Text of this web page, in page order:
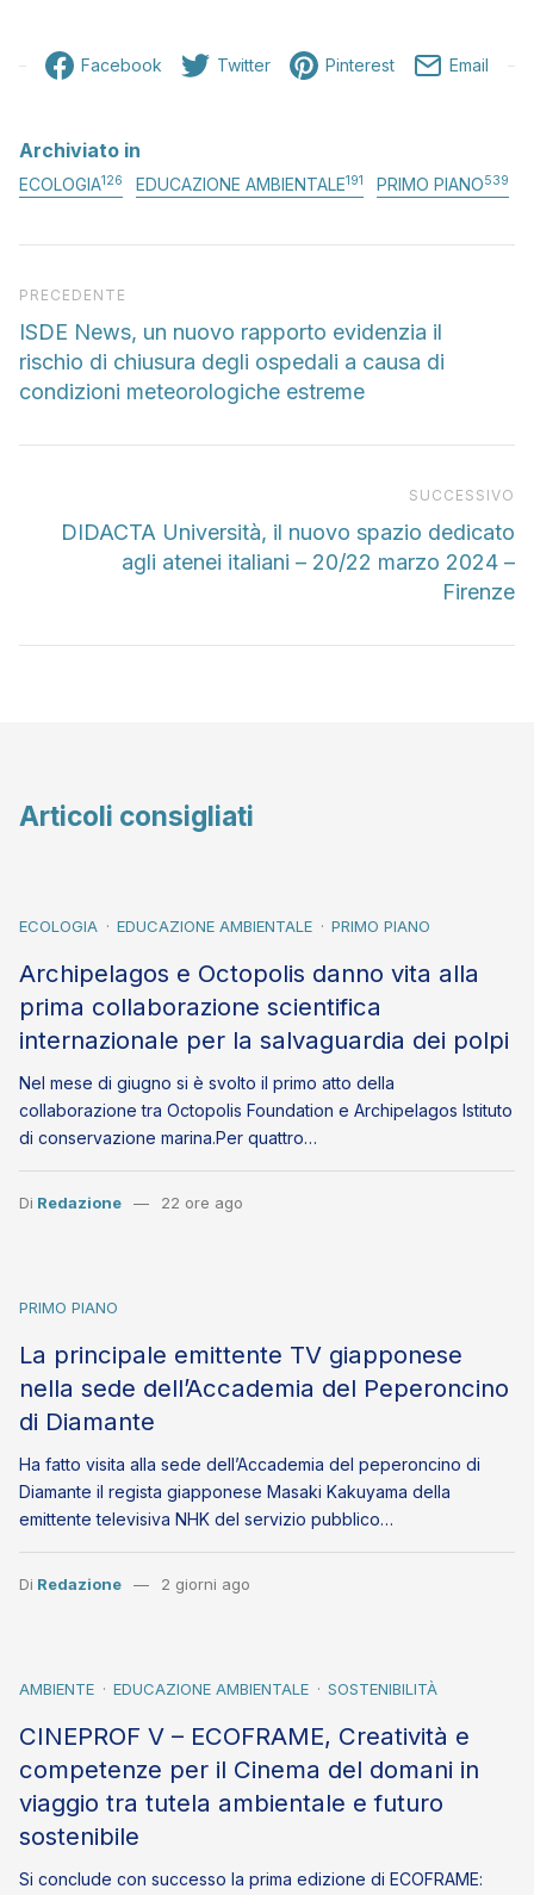
Facebook Twitter Pinterest Email
Archiviato in
ECOLOGIA126 EDUCAZIONE AMBIENTALE191 PRIMO PIANO539
Articolo precedente
PRECEDENTE
ISDE News, un nuovo rapporto evidenzia il
rischio di chiusura degli ospedali a causa di
condizioni meteorologiche estreme
SUCCESSIVO
DIDACTA Università, il nuovo spazio dedicato
agli atenei italiani – 20/22 marzo 2024 –
Firenze
Articoli consigliati
ECOLOGIA EDUCAZIONE AMBIENTALE PRIMO PIANO
Archipelagos e Octopolis danno vita alla
prima collaborazione scientifica
internazionale per la salvaguardia dei polpi
Nel mese di giugno si è svolto il primo atto della
collaborazione tra Octopolis Foundation e Archipelagos Istituto
di conservazione marina.Per quattro…
Di Redazione 22 ore ago
PRIMO PIANO
La principale emittente TV giapponese
nella sede dell’Accademia del Peperoncino
di Diamante
Ha fatto visita alla sede dell’Accademia del peperoncino di
Diamante il regista giapponese Masaki Kakuyama della
emittente televisiva NHK del servizio pubblico…
Di Redazione 2 giorni ago
AMBIENTE EDUCAZIONE AMBIENTALE SOSTENIBILITÀ
CINEPROF V – ECOFRAME, Creatività e
competenze per il Cinema del domani in
viaggio tra tutela ambientale e futuro
sostenibile
Si conclude con successo la prima edizione di ECOFRAME: